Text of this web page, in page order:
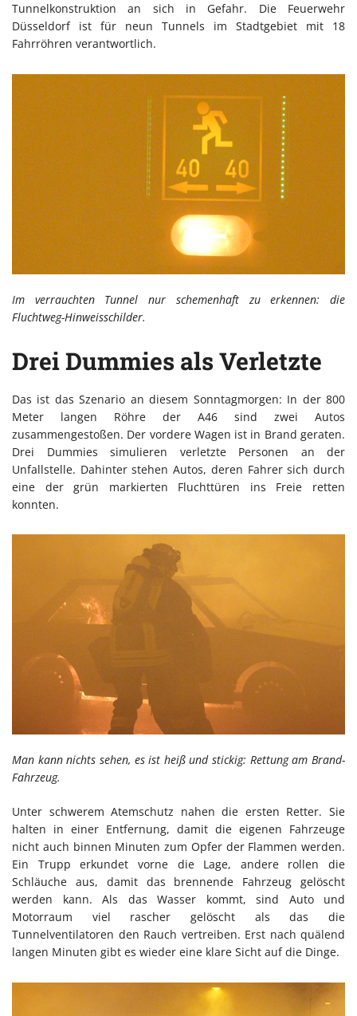
Tunnelkonstruktion an sich in Gefahr. Die Feuerwehr
Düsseldorf ist für neun Tunnels im Stadtgebiet mit 18
Fahrröhren verantwortlich.
Im verrauchten Tunnel nur schemenhaft zu erkennen: die
Fluchtweg-Hinweisschilder.
Drei Dummies als Verletzte
Das ist das Szenario an diesem Sonntagmorgen: In der 800
Meter langen Röhre der A46 sind zwei Autos
zusammengestoßen. Der vordere Wagen ist in Brand geraten.
Drei Dummies simulieren verletzte Personen an der
Unfallstelle. Dahinter stehen Autos, deren Fahrer sich durch
eine der grün markierten Fluchttüren ins Freie retten
konnten.
Man kann nichts sehen, es ist heiß und stickig: Rettung am Brand-
Fahrzeug.
Unter schwerem Atemschutz nahen die ersten Retter. Sie
halten in einer Entfernung, damit die eigenen Fahrzeuge
nicht auch binnen Minuten zum Opfer der Flammen werden.
Ein Trupp erkundet vorne die Lage, andere rollen die
Schläuche aus, damit das brennende Fahrzeug gelöscht
werden kann. Als das Wasser kommt, sind Auto und
Motorraum viel rascher gelöscht als das die
Tunnelventilatoren den Rauch vertreiben. Erst nach quälend
langen Minuten gibt es wieder eine klare Sicht auf die Dinge.